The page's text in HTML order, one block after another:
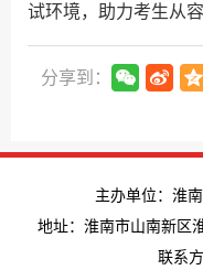
试环境，助力考生从
分享到：
主办单位：淮
地址：淮南市山南新区
联系